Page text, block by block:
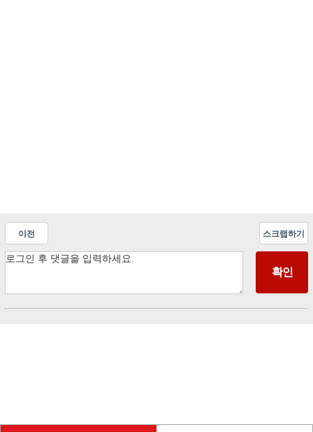
이전 스크랩하기